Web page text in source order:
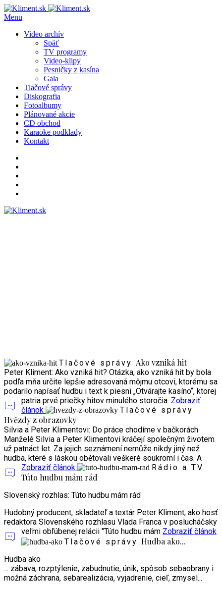
Menu
Video archív
Späť
TV programy
Video-klipy
Pesničky z kasína
Gala
Tlačové správy
Diskografia
Fotoalbumy
Plánované akcie
CD obchod
Karaoke podklady
Kontakt
Tlačové správy Ako vzniká hit
Peter Kliment: Ako vzniká hit? Otázka, ako vzniká hit by bola
podľa mňa určite lepšie adresovaná môjmu otcovi, ktorému sa
podarilo napísať hudbu i text k piesni „Otvárajte kasíno“, ktorej
patria prvé priečky hitov minulého storočia. Zobraziť
článok
Tlačové správy
Hvězdy z obrazovky
Silvia a Peter Klimentovi: Do práce chodíme v bačkorách
Manželé Silvia a Peter Klimentovi kráčejí společným životem
už patnáct let. Za jejich seznámení nemůže nikdy jiný než
hudba, které s láskou obětovali veškeré soukromí i čas. A
Zobraziť článok
Rádio a TV
Túto hudbu mám rád
Slovenský rozhlas: Túto hudbu mám rád
Hudobný producent, skladateľ a textár Peter Kliment, ako hosť
redaktora Slovenského rozhlasu Vlada Franca v poslucháčsky
veľmi obľúbenej relácii "Túto hudbu mám Zobraziť článok
Tlačové správy Hudba ako...
Hudba ako
... zábava, rozptýlenie, zabudnutie, únik, spôsob sebaobrany i
možná záchrana, sebarealizácia, vyjadrenie, cieľ, zmysel...